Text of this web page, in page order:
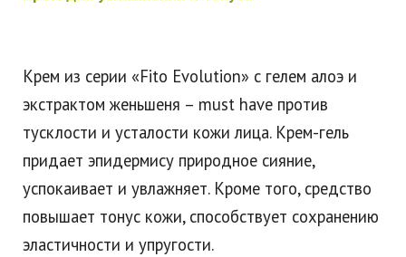
Крем из серии «Fito Evolution» с гелем алоэ и
экстрактом женьшеня – must have против
тусклости и усталости кожи лица. Крем-гель
придает эпидермису природное сияние,
успокаивает и увлажняет. Кроме того, средство
повышает тонус кожи, способствует сохранению
эластичности и упругости.